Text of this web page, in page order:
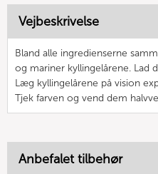
Vejbeskrivelse
Bland alle ingredienserne
og mariner kyllingelårene. Lad
Læg kyllingelårene på vision
Tjek farven og vend dem
Anbefalet tilbehør